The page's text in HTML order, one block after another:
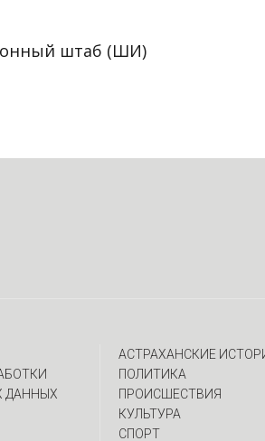
штаб (ШИ)
ДАННЫХ
АСТРАХАНСКИЕ
ПОЛИТИКА
ПРОИСШЕСТВИЯ
КУЛЬТУРА
СПОРТ